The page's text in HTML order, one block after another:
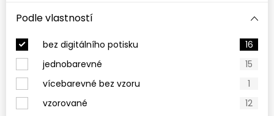
Podle vlastností
bez digitálního potisku
16
jednobarevné
15
vícebarevné bez vzoru
1
vzorované
12